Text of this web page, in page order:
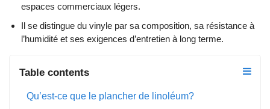
espaces commerciaux légers.
Il se distingue du vinyle par sa composition, sa résistance à
l’humidité et ses exigences d’entretien à long terme.
Table contents
Qu’est-ce que le plancher de linoléum?